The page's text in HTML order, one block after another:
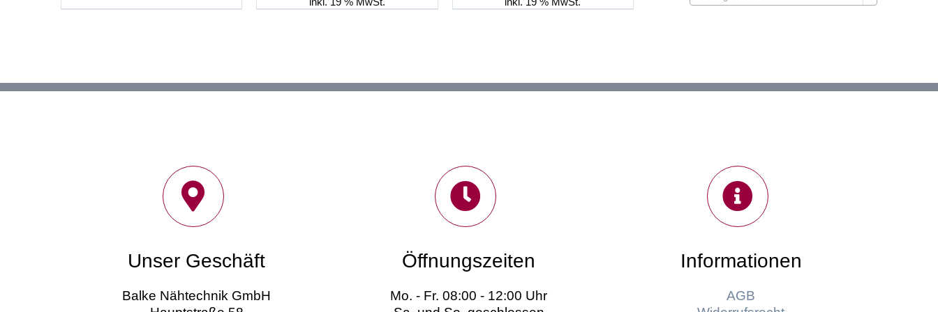
Unser Geschäft
Balke Nähtechnik GmbH
Öffnungszeiten
Mo. - Fr. 08:00 - 12:00 Uhr
Informationen
AGB